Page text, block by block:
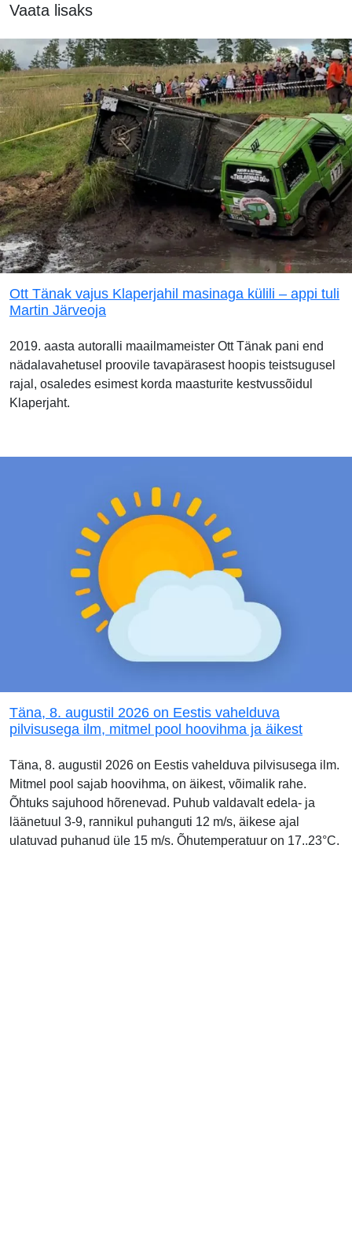
Vaata lisaks
Ott Tänak vajus Klaperjahil masinaga külili – appi tuli
Martin Järveoja
2019. aasta autoralli maailmameister Ott Tänak pani end
nädalavahetusel proovile tavapärasest hoopis teistsugusel
rajal, osaledes esimest korda maasturite kestvussõidul
Klaperjaht.
Täna, 8. augustil 2026 on Eestis vahelduva
pilvisusega ilm, mitmel pool hoovihma ja äikest
Täna, 8. augustil 2026 on Eestis vahelduva pilvisusega ilm.
Mitmel pool sajab hoovihma, on äikest, võimalik rahe.
Õhtuks sajuhood hõrenevad. Puhub valdavalt edela- ja
läänetuul 3-9, rannikul puhanguti 12 m/s, äikese ajal
ulatuvad puhanud üle 15 m/s. Õhutemperatuur on 17..23°C.